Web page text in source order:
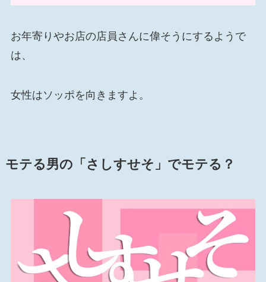
お年寄りやお店の店員さんに偉そうにするようで
は、
女性はソッポを向きますよ。
モテる男の「さしすせそ」でモテる？